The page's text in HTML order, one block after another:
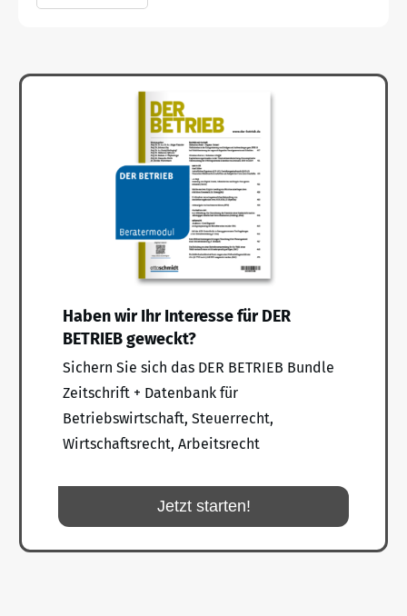
Haben wir Ihr Interesse für DER
BETRIEB geweckt?
Sichern Sie sich das DER BETRIEB Bundle
Zeitschrift + Datenbank für
Betriebswirtschaft, Steuerrecht,
Wirtschaftsrecht, Arbeitsrecht
Jetzt starten!